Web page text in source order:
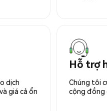
dịch
giá cả ổn
Hỗ trợ
Chúng tôi
cộng đồng